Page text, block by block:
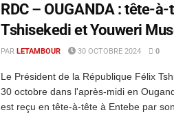
RDC – OUGANDA : tête-
Tshisekedi et Youweri
PAR LETAMBOUR 30 OCTOBRE 2024 0
Le Président de la République Félix
30 octobre dans l'après-midi en
est reçu en tête-à-tête à Entebe par son